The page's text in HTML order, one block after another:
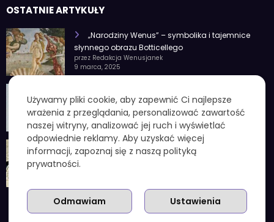
OSTATNIE ARTYKUŁY
„Narodziny Wenus” – symbolika i tajemnice
słynnego obrazu Botticellego
przez Redakcja Wenusjanek
9 marca, 2025
cechy osobowości
przez Redakcja Wenusjanek
4 lutego, 2025
1 kuna ile to zł – aktualny przelicznik, koniec
chorwackiej waluty i praktyczne wskazówki
przez Redakcja Wenusjanek
Używamy pliki cookie, aby zapewnić Ci najlepsze
wrażenia z przeglądania, personalizować zawartość
naszej witryny, analizować jej ruch i wyświetlać
odpowiednie reklamy. Aby uzyskać więcej
informacji, zapoznaj się z naszą polityką
prywatności.
Ustawienia
Odmawiam